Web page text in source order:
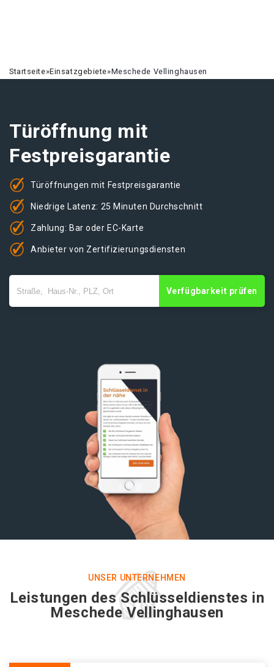
Startseite»Einsatzgebiete»Meschede Vellinghausen
Türöffnung mit
Festpreisgarantie
Türöffnungen mit Festpreisgarantie
Niedrige Latenz: 25 Minuten Durchschnitt
Zahlung: Bar oder EC-Karte
Anbieter von Zertifizierungsdiensten
Verfügbarkeit prüfen
UNSER UNTERNEHMEN
Leistungen des Schlüsseldienstes in
Meschede Vellinghausen